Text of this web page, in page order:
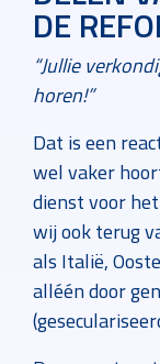
DE
“Jullie
horen!”
Dat is een
wel vaker
dienst voor
wij ook terug
als Italië,
alléén door